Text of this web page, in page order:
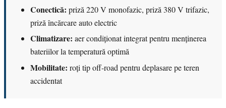
Conectică: priză 220 V monofazic, priză 380 V trifazic,
priză încărcare auto electric
Climatizare: aer condiționat integrat pentru menținerea
bateriilor la temperatură optimă
Mobilitate: roți tip off-road pentru deplasare pe teren
accidentat